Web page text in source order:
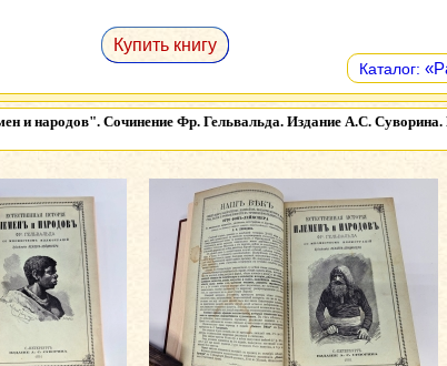
Купить книгу
Каталог:
и народов". Сочинение Фр. Гельвальда. Издание А.С.